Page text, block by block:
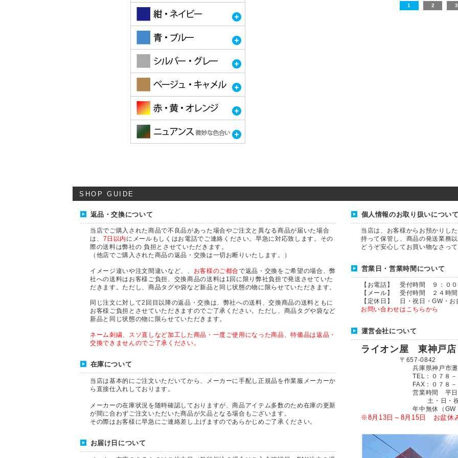
1 2 3
SHOP GUIDE
返品・交換について
当店でご購入された商品で不良品があった場合やご注文と異なる商品が届いた場合
は、 7日以内 にメールもしくはお電話でご連絡ください。早急に対応致します。その
際の送料は弊社の 負担とさせていただきます。
（他店でご購入された商品の返品・交換は一切お断りいたします。）
イメージ違いや注文間違いなど、、 お客様のご都合で返品・交換をご希望の場合、弊
社への送料はお客様ご負担、交換商品の送料は1回に限り弊社負担で発送させていた
だきます。ただし、商品タグや袋など新品と同じ状態の物に限らせていただきます。
同じ注文に対して2回目以降の返品・交換は、弊社への送料、交換商品の送料ともに
お客様ご負担とさせていただきますのでご了承ください。ただし、商品タグや袋など
新品と同じ状態の物に限らせていただきます。
ネーム刺繍、スソ直しなど加工した商品・一度ご使用になった商品、特価品は返品・
交換できませんのでご了承ください。
在庫について
当店は基本的にご注文いただいてから、メーカーに手配し正規品を作業服メーカーか
ら直接仕入れしております。
メーカーの在庫状況を随時確認しておりますが、商品アイテム多数のため在庫の更新
が間に合わずご注文いただいた商品が欠品となる場合もございます。
その際はお客様に早急にご連絡差し上げますのであらかじめご了承ください。
お届け日について
個人情報のお取り扱いについ
当店は、お客様からお預かりし
持って保管し、商品の発送業務
どうぞ安心してお買い物なさっ
営業日・営業時間について
【お電話】 受付時間 ９：０
【メール】 受付時間 ２４時
【定休日】 日・祝日・GW・お
お問い合わせはこちらから
運営会社について
ライオン屋 東神戸
〒657-0842
兵庫県神戸市灘区船
TEL：０７８－８６
FAX：０７８－８６
営業時間 平日 ６：
土・日・祝日 ９：
年中無休（GW・お盆
※8月13日～8月15日 お盆休